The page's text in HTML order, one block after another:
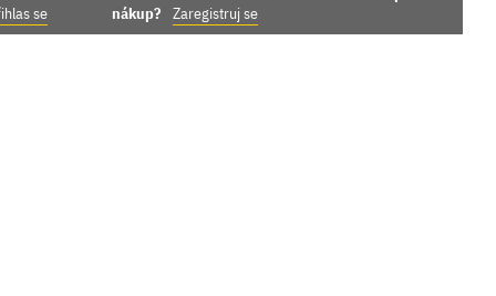
se
nákup?
Zaregistruj se